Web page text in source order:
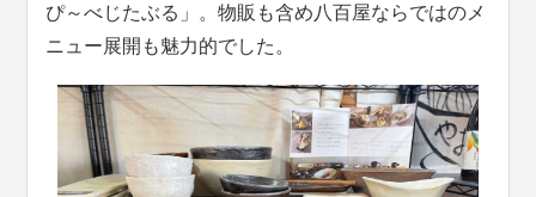
ぴ～べじたぶる」。物販も含め八百屋ならではのメ
ニュー展開も魅力的でした。